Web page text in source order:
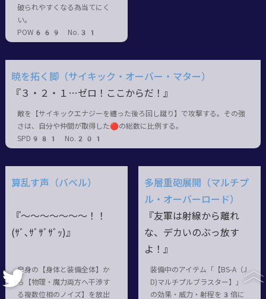
破られやすくなる為当てにく
い。
POW669 No.31
暁を拓く脚（サイキック・オーバー・マター）
『３・２・１…ゼロ！ここからだ！』
敵を【サイキックエナジーを纏った後ろ回し蹴り】で攻撃する。その強
さは、自分や仲間が取得した🔴の総数に比例する。
SPD981 No.201
算乱す声（バベル）
『～～～～～～～！！
(ｻﾞ､ｻﾞｻﾞｻﾞｯ)』
自身の【身体と装備全体】か
ら【物理・魔力両方へ干渉す
る複数位相のノイズ】を放出
多層重砲展開（マルチプ
ル・オーバーロード）
『友軍は射線から離れ
な、デカいのぶっ放す
よ！』
装備中のアイテム「【BS-A（J
D)マルチプルブラスター】」
の効果・威力・射程を3倍に